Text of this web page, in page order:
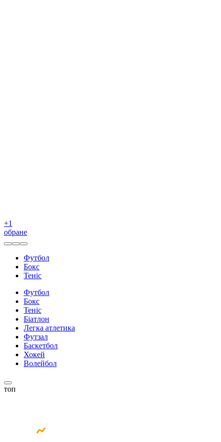
+1
обране
Футбол
Бокс
Теніс
Футбол
Бокс
Теніс
Біатлон
Легка атлетика
Футзал
Баскетбол
Хокей
Волейбол
топ